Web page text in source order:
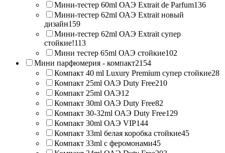
Мини-тестер 60ml ОАЭ Extrait de Parfum136
Мини-тестер 62ml ОАЭ Extrait новый
дизайн159
Мини-тестер 62ml ОАЭ Extrait супер
стойкие!113
Мини тестер 65ml ОАЭ стойкие102
Мини парфюмерия - компакт2154
Компакт 40 ml Luxury Premium супер стойкие28
Компакт 25ml ОАЭ Duty Free210
Компакт 25ml ОАЭ12
Компакт 30ml ОАЭ Duty Free82
Компакт 30-32ml ОАЭ Duty Free129
Компакт 30ml ОАЭ VIP144
Компакт 33ml белая коробка стойкие45
Компакт 33ml с феромонами45